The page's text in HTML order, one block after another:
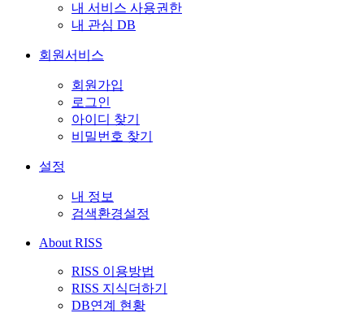
내 서비스 사용권한
내 관심 DB
회원서비스
회원가입
로그인
아이디 찾기
비밀번호 찾기
설정
내 정보
검색환경설정
About RISS
RISS 이용방법
RISS 지식더하기
DB연계 현황